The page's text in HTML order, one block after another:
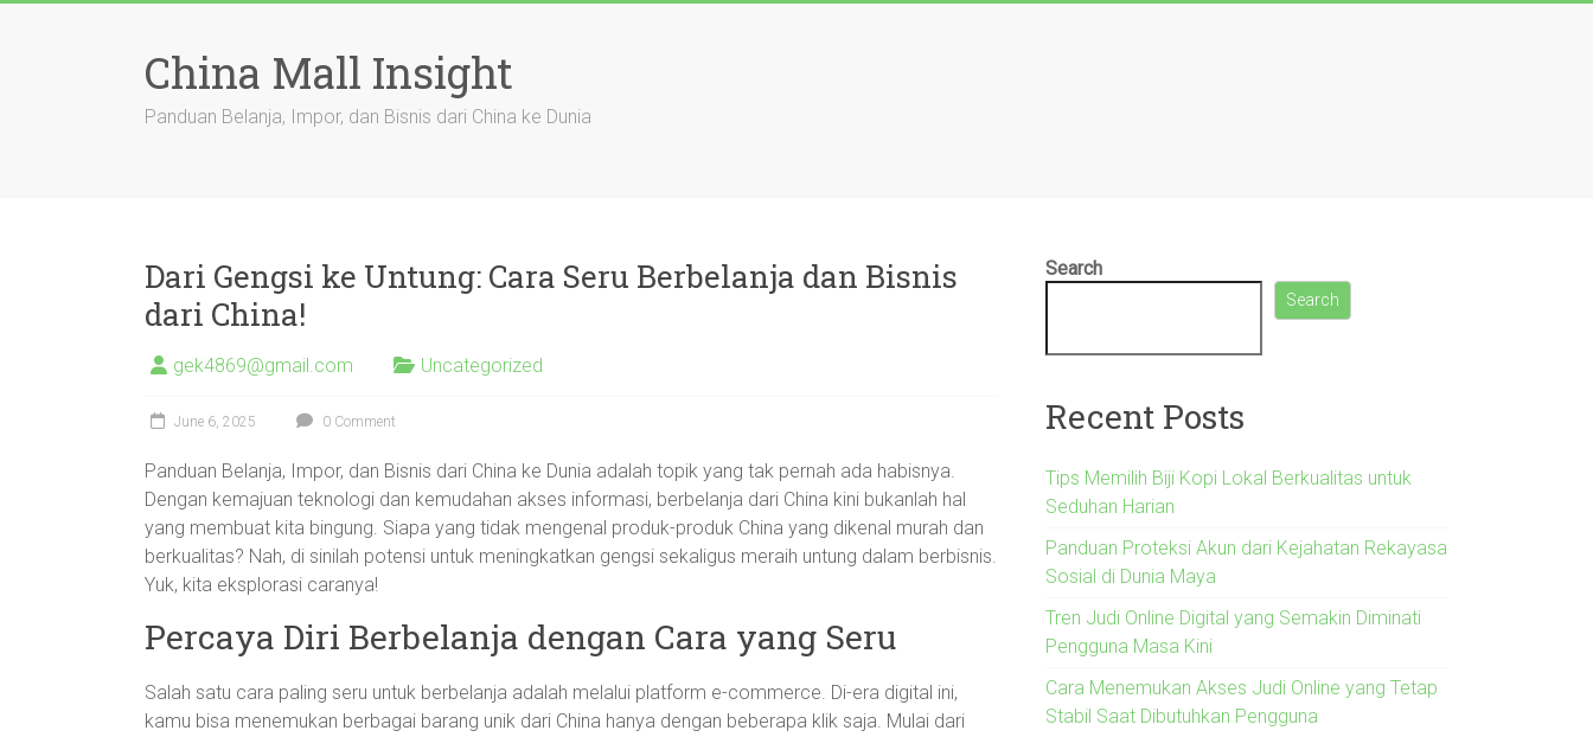
China Mall Insight
Panduan Belanja, Impor, dan Bisnis dari China ke Dunia
Dari Gengsi ke Untung: Cara Seru Berbelanja dan Bisnis
dari China!
gek4869@gmail.com Uncategorized
June 6, 2025 0 Comment
Panduan Belanja, Impor, dan Bisnis dari China ke Dunia adalah topik yang tak pernah ada habisnya.
Dengan kemajuan teknologi dan kemudahan akses informasi, berbelanja dari China kini bukanlah hal
yang membuat kita bingung. Siapa yang tidak mengenal produk-produk China yang dikenal murah dan
berkualitas? Nah, di sinilah potensi untuk meningkatkan gengsi sekaligus meraih untung dalam berbisnis.
Yuk, kita eksplorasi caranya!
Percaya Diri Berbelanja dengan Cara yang Seru
Salah satu cara paling seru untuk berbelanja adalah melalui platform e-commerce. Di-era digital ini,
kamu bisa menemukan berbagai barang unik dari China hanya dengan beberapa klik saja. Mulai dari
Search
Search
Recent Posts
Tips Memilih Biji Kopi Lokal Berkualitas untuk
Seduhan Harian
Panduan Proteksi Akun dari Kejahatan Rekayasa
Sosial di Dunia Maya
Tren Judi Online Digital yang Semakin Diminati
Pengguna Masa Kini
Cara Menemukan Akses Judi Online yang Tetap
Stabil Saat Dibutuhkan Pengguna